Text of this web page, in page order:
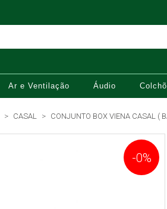
Ar e Ventilação Áudio
CASAL CONJUNTO BOX VIENA CASAL (
-0%